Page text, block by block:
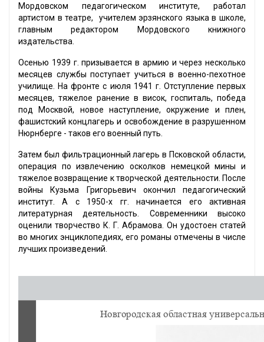
Мордовском педагогическом институте, работал
артистом в театре, учителем эрзянского языка в школе,
главным редактором Мордовского книжного
издательства.
Осенью 1939 г. призывается в армию и через несколько
месяцев службы поступает учиться в военно-пехотное
училище. На фронте с июля 1941 г. Отступление первых
месяцев, тяжелое ранение в висок, госпиталь, победа
под Москвой, новое наступление, окружение и плен,
фашистский концлагерь и освобождение в разрушенном
Нюрнберге - таков его военный путь.
Затем был фильтрационный лагерь в Псковской области,
операция по извлечению осколков немецкой мины и
тяжелое возвращение к творческой деятельности. После
войны Кузьма Григорьевич окончил педагогический
институт. А с 1950-х гг. начинается его активная
литературная деятельность. Современники высоко
оценили творчество К. Г. Абрамова. Он удостоен статей
во многих энциклопедиях, его романы отмечены в числе
лучших произведений.